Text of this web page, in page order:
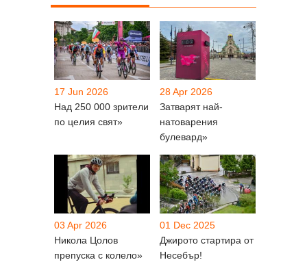
17 Jun 2026
Над 250 000 зрители
по целия свят»
28 Apr 2026
Затварят най-
натоварения
булевард»
03 Apr 2026
Никола Цолов
препуска с колело»
01 Dec 2025
Джирото стартира от
Несебър!